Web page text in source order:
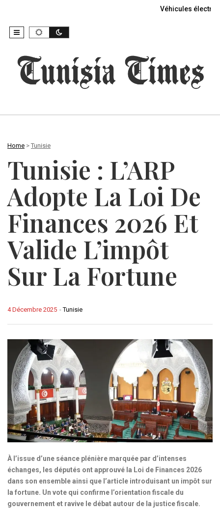
Véhicules
Home > Tunisie
Tunisie : L’ARP
Adopte La Loi De
Finances 2026 Et
Valide L’impôt
Sur La Fortune
-Tunisie
4 Décembre 2025
À l’issue d’une séance plénière marquée par d’intenses
échanges, les députés ont approuvé la Loi de Finances 2026
dans son ensemble ainsi que l’article introduisant un impôt sur
la fortune. Un vote qui confirme l’orientation fiscale du
gouvernement et ravive le débat autour de la justice fiscale.